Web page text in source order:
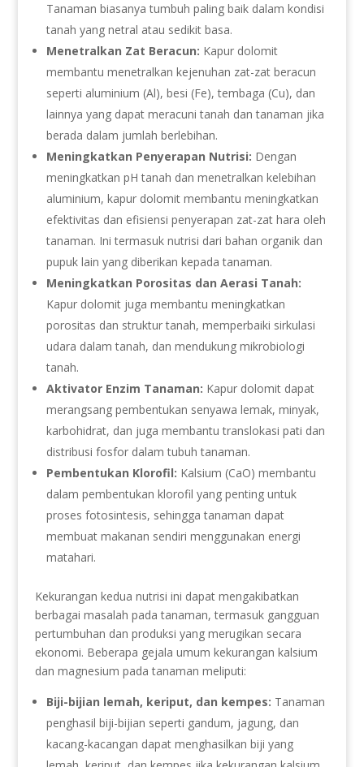
Tanaman biasanya tumbuh paling baik dalam kondisi
tanah yang netral atau sedikit basa.
Menetralkan Zat Beracun: Kapur dolomit
membantu menetralkan kejenuhan zat-zat beracun
seperti aluminium (Al), besi (Fe), tembaga (Cu), dan
lainnya yang dapat meracuni tanah dan tanaman jika
berada dalam jumlah berlebihan.
Meningkatkan Penyerapan Nutrisi: Dengan
meningkatkan pH tanah dan menetralkan kelebihan
aluminium, kapur dolomit membantu meningkatkan
efektivitas dan efisiensi penyerapan zat-zat hara oleh
tanaman. Ini termasuk nutrisi dari bahan organik dan
pupuk lain yang diberikan kepada tanaman.
Meningkatkan Porositas dan Aerasi Tanah:
Kapur dolomit juga membantu meningkatkan
porositas dan struktur tanah, memperbaiki sirkulasi
udara dalam tanah, dan mendukung mikrobiologi
tanah.
Aktivator Enzim Tanaman: Kapur dolomit dapat
merangsang pembentukan senyawa lemak, minyak,
karbohidrat, dan juga membantu translokasi pati dan
distribusi fosfor dalam tubuh tanaman.
Pembentukan Klorofil: Kalsium (CaO) membantu
dalam pembentukan klorofil yang penting untuk
proses fotosintesis, sehingga tanaman dapat
membuat makanan sendiri menggunakan energi
matahari.
Kekurangan kedua nutrisi ini dapat mengakibatkan
berbagai masalah pada tanaman, termasuk gangguan
pertumbuhan dan produksi yang merugikan secara
ekonomi. Beberapa gejala umum kekurangan kalsium
dan magnesium pada tanaman meliputi:
Biji-bijian lemah, keriput, dan kempes: Tanaman
penghasil biji-bijian seperti gandum, jagung, dan
kacang-kacangan dapat menghasilkan biji yang